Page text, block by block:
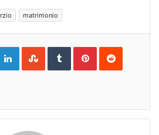
matrimonio
LinkedInStumbleUpon
TumblrPinterestReddit